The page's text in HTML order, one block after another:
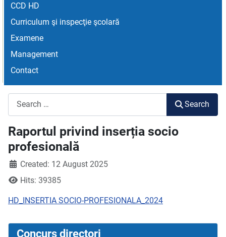
CCD HD
Curriculum şi inspecţie şcolară
Examene
Management
Contact
Search
Raportul privind inserția socio
profesională
Created: 12 August 2025
Hits: 39385
HD_INSERTIA SOCIO-PROFESIONALA_2024
Concurs directori